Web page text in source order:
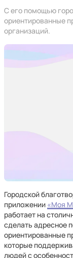
С его помощью
ориентированные
организаций.
Городской
приложении «Моя
работает на
сделать адресное
ориентированные
которые
людей с